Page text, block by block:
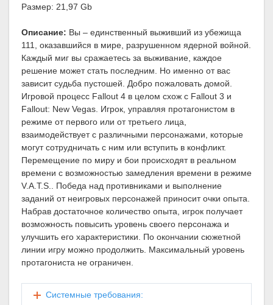
Размер: 21,97 Gb
Описание: Вы – единственный выживший из убежища
111, оказавшийся в мире, разрушенном ядерной войной.
Каждый миг вы сражаетесь за выживание, каждое
решение может стать последним. Но именно от вас
зависит судьба пустошей. Добро пожаловать домой.
Игровой процесс Fallout 4 в целом схож с Fallout 3 и
Fallout: New Vegas. Игрок, управляя протагонистом в
режиме от первого или от третьего лица,
взаимодействует с различными персонажами, которые
могут сотрудничать с ним или вступить в конфликт.
Перемещение по миру и бои происходят в реальном
времени с возможностью замедления времени в режиме
V.A.T.S.. Победа над противниками и выполнение
заданий от неигровых персонажей приносит очки опыта.
Набрав достаточное количество опыта, игрок получает
возможность повысить уровень своего персонажа и
улучшить его характеристики. По окончании сюжетной
линии игру можно продолжить. Максимальный уровень
протагониста не ограничен.
Системные требования: